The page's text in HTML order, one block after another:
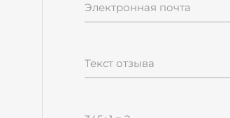
Электронная почта
Текст отзыва